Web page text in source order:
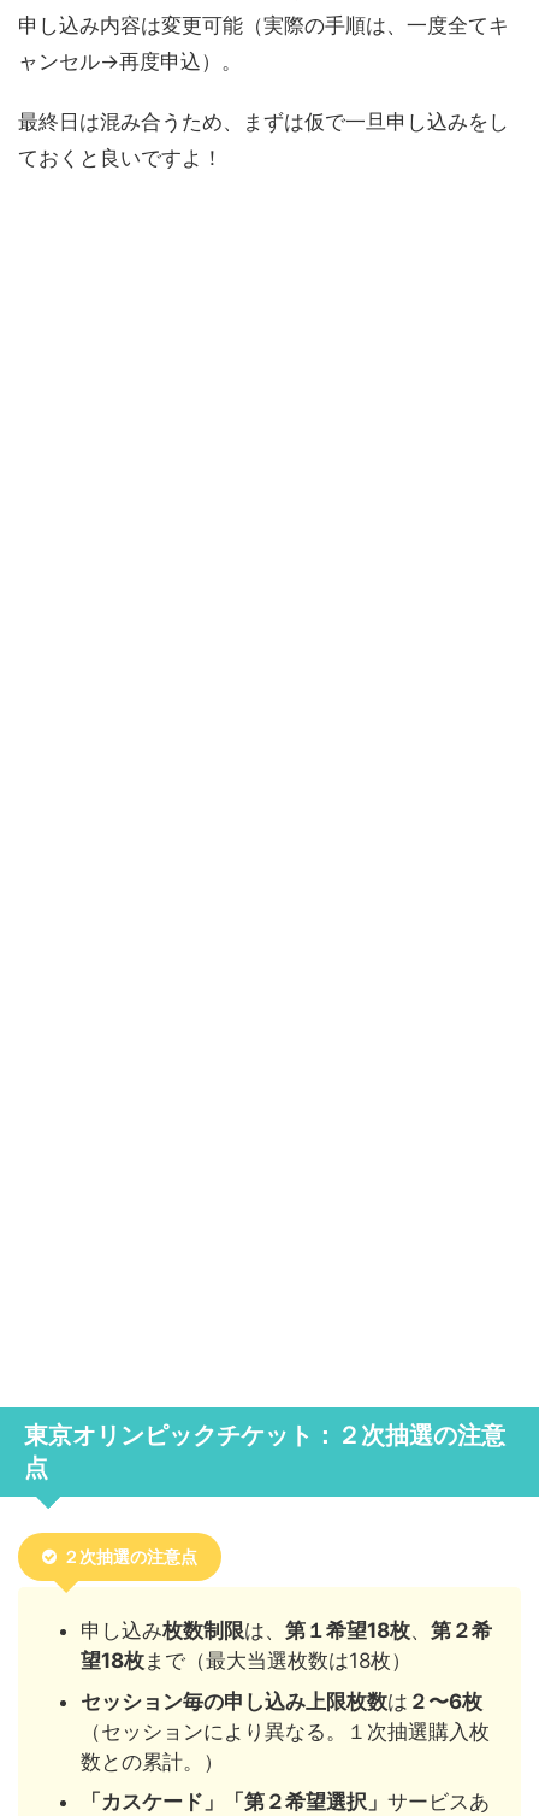
申し込み内容は変更可能（実際の手順は、一度全てキ
ャンセル→再度申込）。
最終日は混み合うため、まずは仮で一旦申し込みをし
ておくと良いですよ！
東京オリンピックチケット：２次抽選の注意
点
２次抽選の注意点
申し込み枚数制限は、 第１希望18枚、 第２希
望18枚まで（最大当選枚数は18枚）
セッション毎の申し込み上限枚数は ２〜6枚
（セッションにより異なる。１次抽選購入枚
数との累計。）
「カスケード」「第２希望選択」 サービスあ